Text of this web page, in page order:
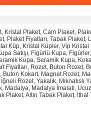
Kristal Plaket, Cam Plaket,
Plaket Fiyatları, Tabak Plaket,
Küp, Kristal Küpler, Vip Kristal
Satışı, Figürlü Kupa,
Kupa, Seramik Kupa,
Fiyatları, Rozet, Buton Rozet,
Buton Kokart, Magnet Rozet,
Rozet, Yakalık, Mıknatıslı
Madalya, Madalya İmalatı,
Plaket, Altın Tabak Plaket, İthal